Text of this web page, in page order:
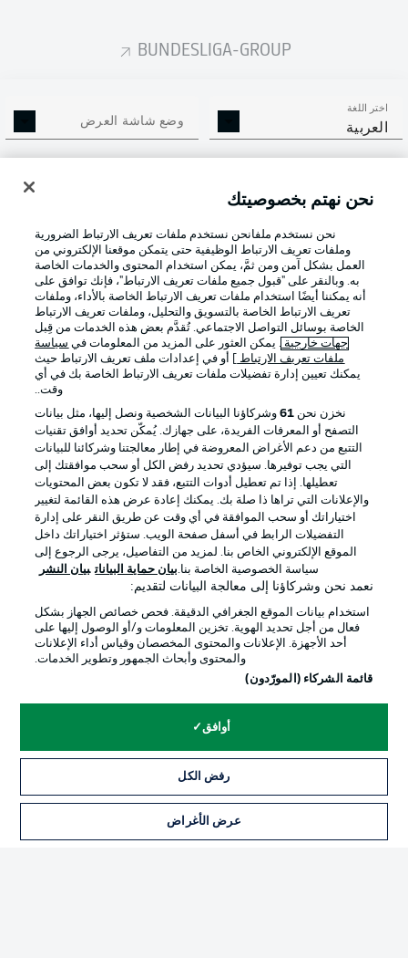
BUNDESLIGA-GROUP
اختر اللغة
العربية وضع شاشة العرض
تسجيل الدخول
Football as it's meant to be
تطبيق الدوري الألماني
Official Partners
إدارة التفضيلات بيان الخصوصية
الوظائف
نحن نهتم بخصوصيتك
نحن نستخدم ملفانحن نستخدم ملفات تعريف الارتباط الضرورية
وملفات تعريف الارتباط الوظيفية حتى يتمكن موقعنا الإلكتروني من
العمل بشكل آمن ومن ثمَّ، يمكن استخدام المحتوى والخدمات الخاصة
به. وبالنقر على "قبول جميع ملفات تعريف الارتباط"، فإنك توافق على
أنه يمكننا أيضًا استخدام ملفات تعريف الارتباط الخاصة بالأداء، وملفات
تعريف الارتباط الخاصة بالتسويق والتحليل، وملفات تعريف الارتباط
الخاصة بوسائل التواصل الاجتماعي. تُقدَّم بعض هذه الخدمات من قِبل
جهات خارجية . يمكن العثور على المزيد من المعلومات في سياسة
ملفات تعريف الارتباط
] أو في إعدادات ملف تعريف الارتباط حيث
يمكنك تعيين إدارة تفضيلات ملفات تعريف الارتباط الخاصة بك في أي
وقت..
نخزن نحن 61وشركاؤنا البيانات الشخصية ونصل إليها، مثل بيانات
التصفح أو المعرفات الفريدة، على جهازك. يُمكّن تحديد أوافق تقنيات
التتبع من دعم الأغراض المعروضة في إطار معالجتنا وشركائنا للبيانات
التي يجب توفيرها. سيؤدي تحديد رفض الكل أو سحب موافقتك إلى
تعطيلها. إذا تم تعطيل أدوات التتبع، فقد لا تكون بعض المحتويات
والإعلانات التي تراها ذا صلة بك. يمكنك إعادة عرض هذه القائمة لتغيير
اختياراتك أو سحب الموافقة في أي وقت عن طريق النقر على إدارة
التفضيلات الرابط في أسفل صفحة الويب. ستؤثر اختياراتك داخل
الموقع الإلكتروني الخاص بنا. لمزيد من التفاصيل، يرجى الرجوع إلى
سياسة الخصوصية الخاصة بنا.بيان حماية البيانات بيان النشر
نعمد نحن وشركاؤنا إلى معالجة البيانات لتقديم:
استخدام بيانات الموقع الجغرافي الدقيقة. فحص خصائص الجهاز بشكل
فعال من أجل تحديد الهوية. تخزين المعلومات و/أو الوصول إليها على
أحد الأجهزة. الإعلانات والمحتوى المخصصان وقياس أداء الإعلانات
والمحتوى وأبحاث الجمهور وتطوير الخدمات.
قائمة الشركاء (المورّدون)
أوافق
رفض الكل
عرض الأغراض